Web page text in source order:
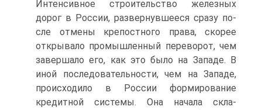
Интенсивное строи­тельство железных
дорог в России, развернувшееся сразу по­
сле отмены крепостного права, скорее
открывало промыш­ленный переворот, чем
завершало его, как это было на Западе. В
иной последовательности, чем на Западе,
происходило в России формирование
кредитной системы. Она начала скла­